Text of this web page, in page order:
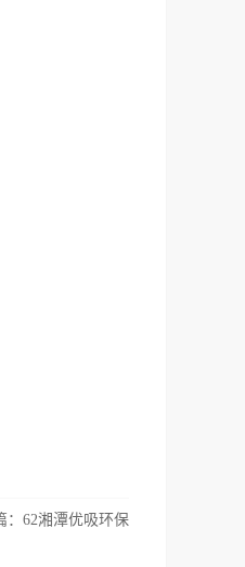
： 62湘潭优吸环保